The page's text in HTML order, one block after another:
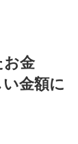
お金
い金額に